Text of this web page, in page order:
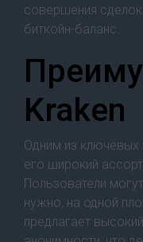
совершения
биткойн-баланс.
Kraken
Одним из ключевых
его широкий
Пользователи
нужно, на одной
предлагает